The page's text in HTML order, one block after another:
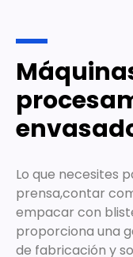
Lo que necesites
prensa,contar
empacar con
proporciona una
de fabricación y